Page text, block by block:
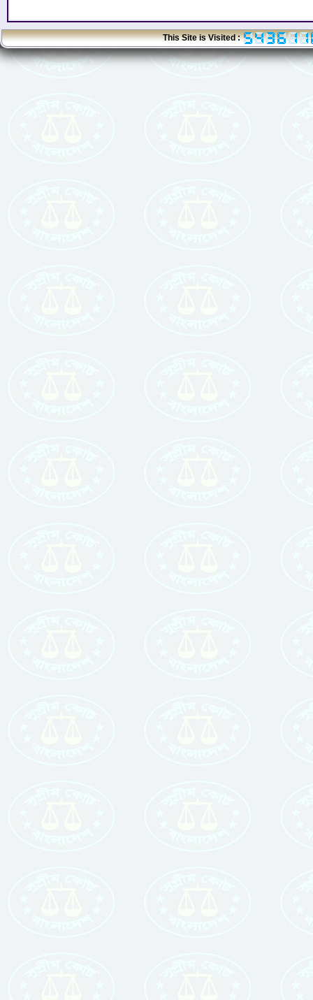
This Site is Visited :